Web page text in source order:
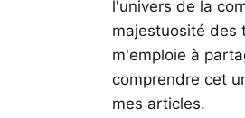
l'univers de la
majestuosité des
m'emploie à
comprendre cet
mes articles.